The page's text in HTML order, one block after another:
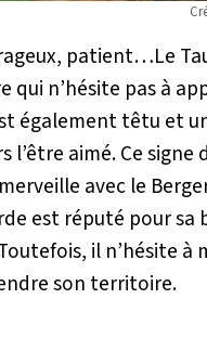
patient…Le
qui n’hésite pas à
également têtu et
l’être aimé. Ce signe
avec le
est réputé pour sa
il n’hésite à
son territoire.